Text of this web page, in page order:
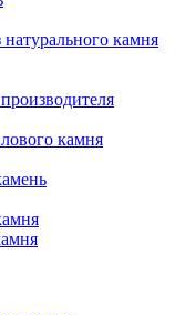
натурального камня
камня